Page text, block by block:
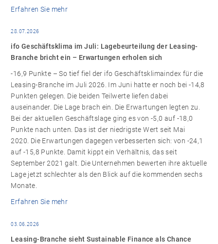
Erfahren Sie mehr
28.07.2026
ifo Geschäftsklima im Juli: Lagebeurteilung der Leasing-
Branche bricht ein – Erwartungen erholen sich
-16,9 Punkte – So tief fiel der ifo Geschäftsklimaindex für die
Leasing-Branche im Juli 2026. Im Juni hatte er noch bei -14,8
Punkten gelegen. Die beiden Teilwerte liefen dabei
auseinander. Die Lage brach ein. Die Erwartungen legten zu.
Bei der aktuellen Geschäftslage ging es von -5,0 auf -18,0
Punkte nach unten. Das ist der niedrigste Wert seit Mai
2020. Die Erwartungen dagegen verbesserten sich: von -24,1
auf -15,8 Punkte. Damit kippt ein Verhältnis, das seit
September 2021 galt. Die Unternehmen bewerten ihre aktuelle
Lage jetzt schlechter als den Blick auf die kommenden sechs
Monate.
Erfahren Sie mehr
03.06.2026
Leasing-Branche sieht Sustainable Finance als Chance